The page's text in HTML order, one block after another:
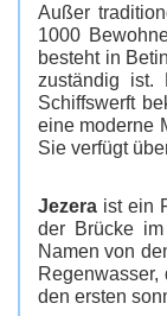
Außer
1000
besteht in
zuständig ist.
Schiffswerft
eine moderne
Sie verfügt
Jezera ist ein
der Brücke
Namen von
den ersten